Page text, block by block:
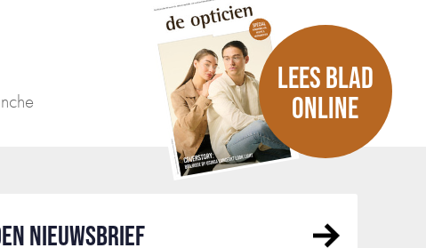
LEES BLAD
ONLINE
NIEUWSBRIEF